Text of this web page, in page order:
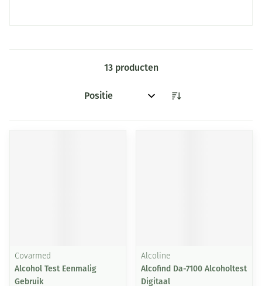
13producten
Sorteer op:
Covarmed
Alcohol Test Eenmalig
Gebruik
Alcoline
Alcofind Da-7100 Alcoholtest
Digitaal